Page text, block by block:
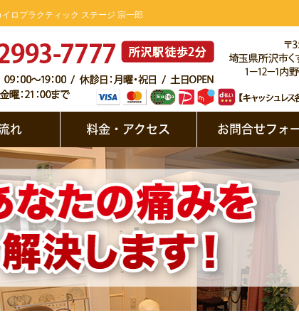
ロプラクティック ステージ 宗一郎
れ 料金・アクセス お問合せフォ